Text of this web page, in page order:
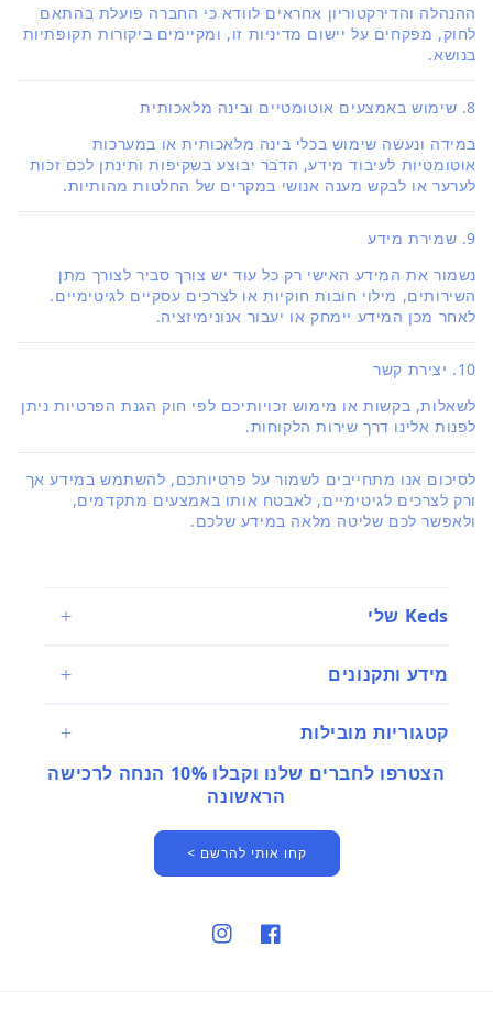
ההנהלה והדירקטוריון אחראים לוודא כי החברה פועלת בהתאם
לחוק, מפקחים על יישום מדיניות זו, ומקיימים ביקורות תקופתיות
בנושא.
8. שימוש באמצעים אוטומטיים ובינה מלאכותית
במידה ונעשה שימוש בכלי בינה מלאכותית או במערכות
אוטומטיות לעיבוד מידע, הדבר יבוצע בשקיפות ותינתן לכם זכות
לערער או לבקש מענה אנושי במקרים של החלטות מהותיות.
9. שמירת מידע
נשמור את המידע האישי רק כל עוד יש צורך סביר לצורך מתן
השירותים, מילוי חובות חוקיות או לצרכים עסקיים לגיטימיים.
לאחר מכן המידע יימחק או יעבור אנונימיזציה.
10. יצירת קשר
לשאלות, בקשות או מימוש זכויותיכם לפי חוק הגנת הפרטיות ניתן
לפנות אלינו דרך שירות הלקוחות.
לסיכום אנו מתחייבים לשמור על פרטיותכם, להשתמש במידע אך
ורק לצרכים לגיטימיים, לאבטח אותו באמצעים מתקדמים,
ולאפשר לכם שליטה מלאה במידע שלכם.
Keds שלי
מידע ותקנונים
קטגוריות מובילות
הצטרפו לחברים שלנו וקבלו 10% הנחה לרכישה
הראשונה
קחו אותי להרשם >
פייסבוק אינסטגרם